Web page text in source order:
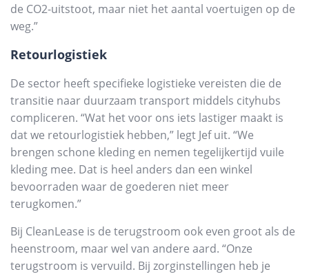
de CO2-uitstoot, maar niet het aantal voertuigen op de
weg.”
Retourlogistiek
De sector heeft specifieke logistieke vereisten die de
transitie naar duurzaam transport middels cityhubs
compliceren. “Wat het voor ons iets lastiger maakt is
dat we retourlogistiek hebben,” legt Jef uit. “We
brengen schone kleding en nemen tegelijkertijd vuile
kleding mee. Dat is heel anders dan een winkel
bevoorraden waar de goederen niet meer
terugkomen.”
Bij CleanLease is de terugstroom ook even groot als de
heenstroom, maar wel van andere aard. “Onze
terugstroom is vervuild. Bij zorginstellingen heb je